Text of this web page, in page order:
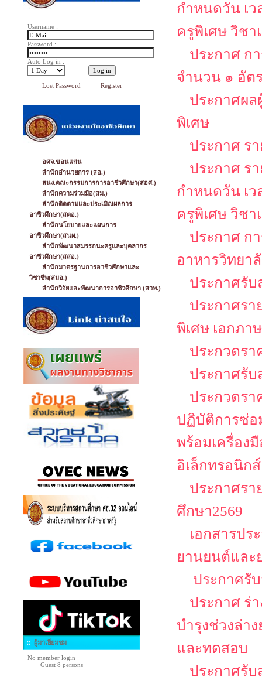
Username :
Password :
Auto Log in :
Lost Password Register
อศจ.ขอนแก่น
สำนักอำนวยการ (สอ.)
สนง.คณะกรรมการการอาชีวศึกษา(สอศ.)
สำนักความร่วมมือ(สม.)
สำนักติดตามและประเมิณผลการ
อาชีวศึกษา(สตอ.)
สำนักนโยบายและแผนการ
อาชีวศึกษา(สนผ.)
สำนักพัฒนาสมรรถนะครูและบุคลากร
อาชีวศึกษา(สสอ.)
สำนักมาตรฐานการอาชีวศึกษาและ
วิชาชีพ(สมอ.)
สำนักวิจัยและพัฒนาการอาชีวศึกษา (สวพ.)
ผู้มาเยี่ยมชม
No member login
Guest 8 persons
กำหนดวัน เ
ครูพิเศษ วิชา
ประกาศ ก
จำนวน ๑ อัต
ประกาศผ
พิเศษ
ประกาศ ร
ประกาศ ร
กำหนดวัน เ
ครูพิเศษ วิชา
ประกาศ ก
อาหารวิทยา
ประกาศรั
ประกาศรา
พิเศษ เอกภา
ประกวดร
ประกาศรั
ประกวดร
ปฏิบัติการซ่อ
พร้อมเครื่อง
อิเล็กทรอนิก
ประกาศร
ศึกษา2569
เอกสารป
ยานยนต์และ
ประกาศรั
ประกาศ ร่
บำรุงช่วงล่า
และทดสอบ
ประกาศรั